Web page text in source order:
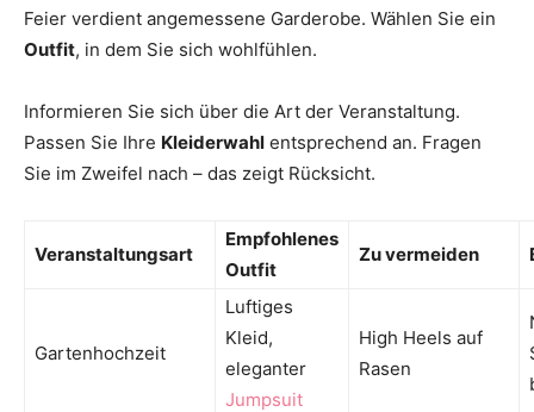
Feier verdient angemessene Garderobe. Wählen Sie ein
Outfit, in dem Sie sich wohlfühlen.
Informieren Sie sich über die Art der Veranstaltung.
Passen Sie Ihre Kleiderwahl entsprechend an. Fragen
Sie im Zweifel nach – das zeigt Rücksicht.
Veranstaltungsart
Empfohlenes
Outfit
Zu vermeiden
Gartenhochzeit
Luftiges
Kleid,
eleganter
Jumpsuit
High Heels auf
Rasen